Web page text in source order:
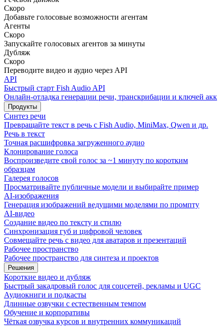
Скоро
Добавьте голосовые возможности агентам
Агенты
Скоро
Запускайте голосовых агентов за минуты
Дубляж
Скоро
Переводите видео и аудио через API
API
Быстрый старт Fish Audio API
Онлайн-отладка генерации речи, транскрибации и ключей
Продукты
Синтез речи
Превращайте текст в речь с Fish Audio, MiniMax, Qwen и др.
Речь в текст
Точная расшифровка загруженного аудио
Клонирование голоса
Воспроизведите свой голос за ~1 минуту по коротким
образцам
Галерея голосов
Просматривайте публичные модели и выбирайте пример
AI-изображения
Генерация изображений ведущими моделями по промпту
AI-видео
Создание видео по тексту и стилю
Синхронизация губ и цифровой человек
Совмещайте речь с видео для аватаров и презентаций
Рабочее пространство
Рабочее пространство для синтеза и проектов
Решения
Короткие видео и дубляж
Быстрый закадровый голос для соцсетей, рекламы и UGC
Аудиокниги и подкасты
Длинные озвучки с естественным темпом
Обучение и корпоративы
Чёткая озвучка курсов и внутренних коммуникаций